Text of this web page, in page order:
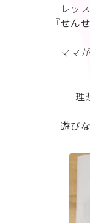
レッ
『せん
ママ
理
遊び